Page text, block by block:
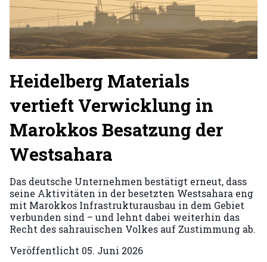
Heidelberg Materials
vertieft Verwicklung in
Marokkos Besatzung der
Westsahara
Das deutsche Unternehmen bestätigt erneut, dass
seine Aktivitäten in der besetzten Westsahara eng
mit Marokkos Infrastrukturausbau in dem Gebiet
verbunden sind – und lehnt dabei weiterhin das
Recht des sahrauischen Volkes auf Zustimmung ab.
Veröffentlicht 05. Juni 2026